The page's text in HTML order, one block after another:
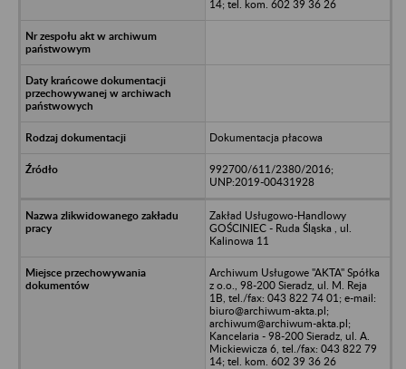
14; tel. kom. 602 39 36 26
Dokumentacja płacowa
992700/611/2380/2016;
UNP:2019-00431928
Zakład Usługowo-Handlowy
GOŚCINIEC - Ruda Śląska , ul.
Kalinowa 11
Archiwum Usługowe "AKTA" Spółka
z o.o., 98-200 Sieradz, ul. M. Reja
1B, tel./fax: 043 822 74 01; e-mail:
biuro@archiwum-akta.pl;
archiwum@archiwum-akta.pl;
Kancelaria - 98-200 Sieradz, ul. A.
Mickiewicza 6, tel./fax: 043 822 79
14; tel. kom. 602 39 36 26